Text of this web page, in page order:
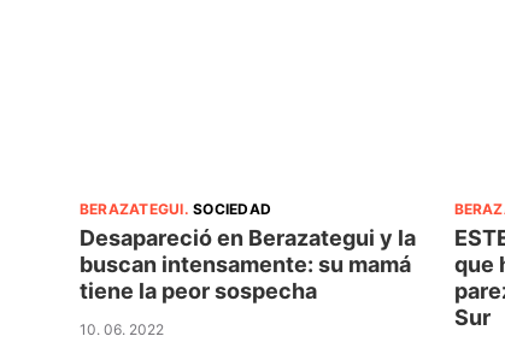
BERAZATEGUI.SOCIEDAD
Desapareció en Berazategui y la
buscan intensamente: su mamá
tiene la peor sospecha
10. 06. 2022
que
Sur